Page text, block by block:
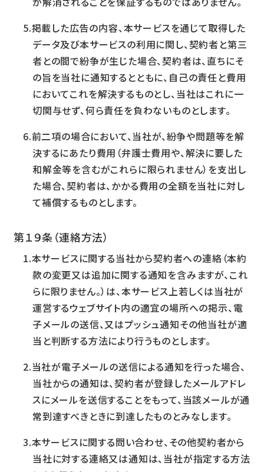
掲載した広告の内容、本サービスを通じて取得した
データ及び本サービスの利用に関し、契約者と第三
者との間で紛争が生じた場合、契約者は、直ちにそ
の旨を当社に通知するとともに、自己の責任と費用
においてこれを解決するものとし、当社はこれに一
切関与せず、何ら責任を負わないものとします。
前二項の場合において、当社が、紛争や問題等を解
決するにあたり費用（弁護士費用や、解決に要した
和解金等を含むがこれらに限られません）を支出し
た場合、契約者は、かかる費用の全額を当社に対し
て補償するものとします。
第１９条（連絡方法）
本サービスに関する当社から契約者への連絡（本約
款の変更又は追加に関する通知を含みますが、これ
らに限りません。）は、本サービス上若しくは当社が
運営するウェブサイト内の適宜の場所への掲示、電
子メールの送信、又はプッシュ通知その他当社が適
当と判断する方法により行うものとします。
当社が電子メールの送信による通知を行った場合、
当社からの通知は、契約者が登録したメールアドレ
スにメールを送信することをもって、当該メールが通
常到達すべきときに到達したものとみなします。
本サービスに関する問い合わせ、その他契約者から
当社に対する連絡又は通知は、当社が指定する方法